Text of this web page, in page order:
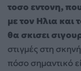
τοσο εντονη,
με τον Ηλια και
θα σκισει
στιγμές στη
πόσο σημαντικό